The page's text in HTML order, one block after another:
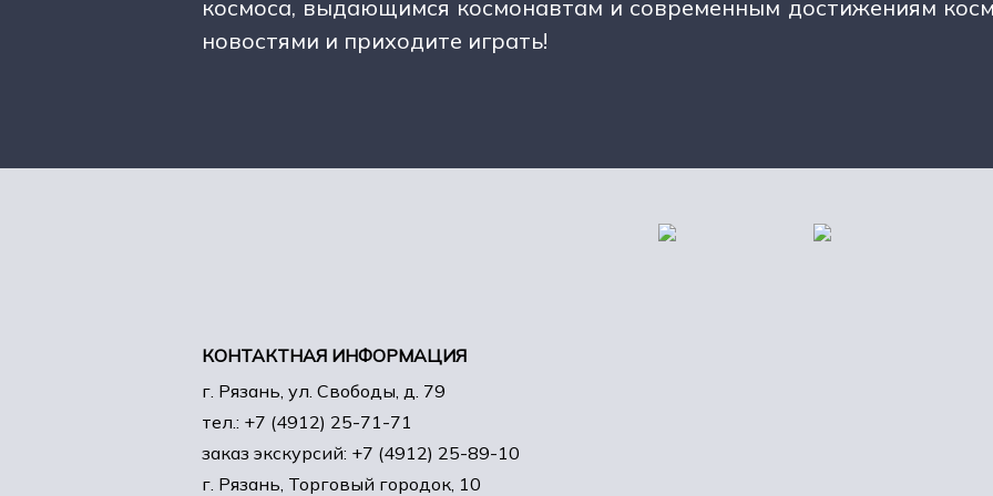
космоса, выдающимся космонавтам и современным достижениям
новостями и приходите играть!
КОНТАКТНАЯ ИНФОРМАЦИЯ
г. Рязань, ул. Свободы, д. 79
тел.: +7 (4912) 25-71-71
заказ экскурсий: +7 (4912) 25-89-10
г. Рязань, Торговый городок, 10